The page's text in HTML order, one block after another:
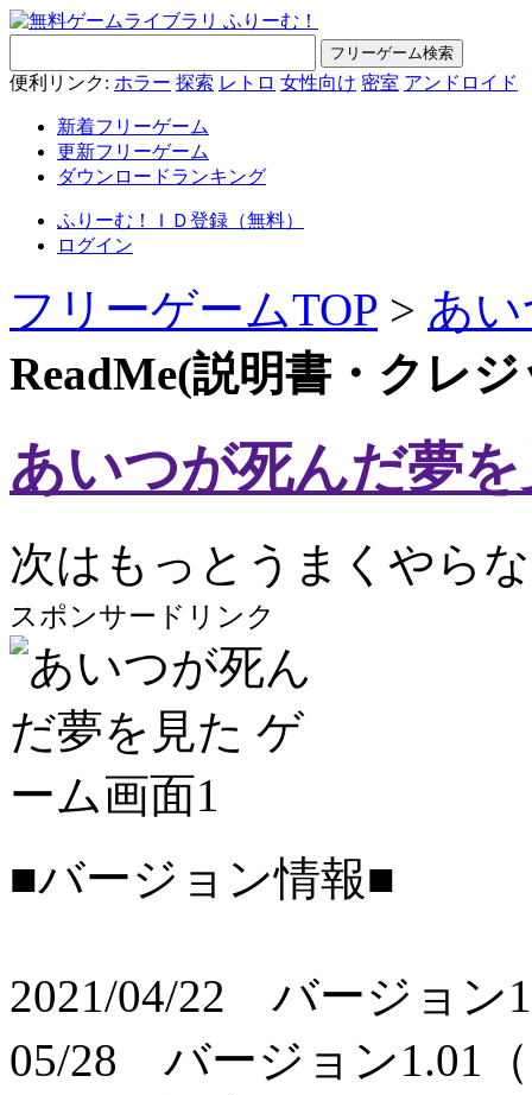
便利リンク: ホラー 探索 レトロ 女性向け 密室 アンドロイド
新着フリーゲーム
更新フリーゲーム
ダウンロードランキング
ふりーむ！ＩＤ登録（無料）
ログイン
フリーゲームTOP > あ
ReadMe(説明書・クレ
あいつが死んだ夢
次はもっとうまくやら
スポンサードリンク
■バージョン情報■
2021/04/22 バージョン
05/28 バージョン1.01